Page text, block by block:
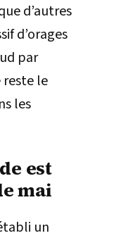
d’autres
d’orages
par
reste le
les
est
mai
un